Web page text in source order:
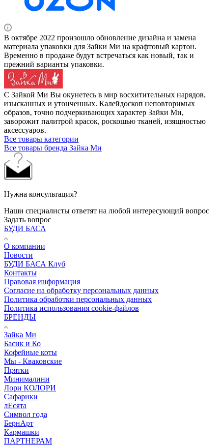
В октябре 2022 произошло обновление дизайна и замена
материала упаковки для Зайки Ми на крафтовый картон.
Временно в продаже будут встречаться как новый, так и
прежний варианты упаковки.
С Зайкой Ми Вы окунетесь в мир восхитительных нарядов,
изысканных и утонченных. Калейдоскоп неповторимых
образов, точно подчеркивающих характер Зайки Ми,
заворожит палитрой красок, роскошью тканей, изящностью
аксессуаров.
Все товары категории
Все товары бренда Зайка Ми
Нужна консультация?
Наши специалисты ответят на любой интересующий вопрос
Задать вопрос
БУДИ БАСА
О компании
Новости
БУДИ БАСА Клуб
Контакты
Правовая информация
Согласие на обработку персональных данных
Политика обработки персональных данных
Политика использования cookie-файлов
БРЕНДЫ
Зайка Ми
Басик и Ко
Кофейные коты
Мы - Кваковские
Прятки
Минималини
Лори КОЛОРИ
Сафарики
лЕсята
Символ года
БернАрт
Кармашки
ПАРТНЕРАМ